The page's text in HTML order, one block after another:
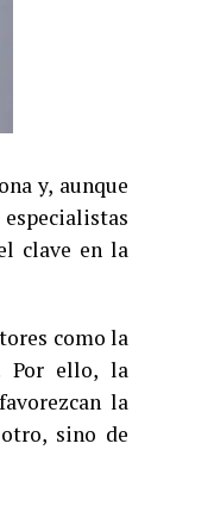
y, aunque
clave en la
como la
Por ello, la
la
sino de